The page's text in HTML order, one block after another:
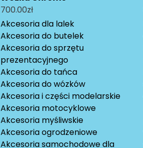
700.00zł
Akcesoria dla lalek
Akcesoria do butelek
Akcesoria do sprzętu
prezentacyjnego
Akcesoria do tańca
Akcesoria do wózków
Akcesoria i części modelarskie
Akcesoria motocyklowe
Akcesoria myśliwskie
Akcesoria ogrodzeniowe
Akcesoria samochodowe dla